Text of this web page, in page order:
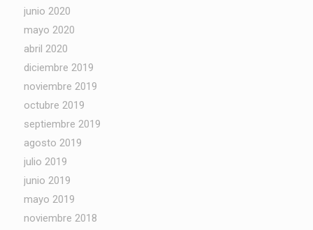
junio 2020
mayo 2020
abril 2020
diciembre 2019
noviembre 2019
octubre 2019
septiembre 2019
agosto 2019
julio 2019
junio 2019
mayo 2019
noviembre 2018